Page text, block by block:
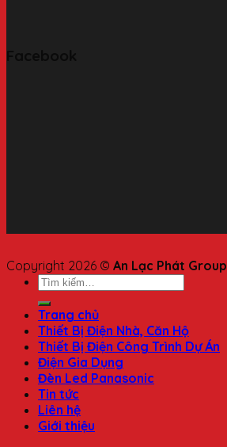
Copyright 2026 © An Lạc Phát Group
Trang chủ
Thiết Bị Điện Nhà, Căn Hộ
Thiết Bị Điện Công Trình Dự Án
Điện Gia Dụng
Đèn Led Panasonic
Tin tức
Liên hệ
Giới thiệu